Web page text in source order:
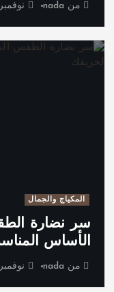
من nada نوفمبر 20, 2025
المكياج والجمال
سر نضارة
الأساس
من nada نوفمبر 20, 2025